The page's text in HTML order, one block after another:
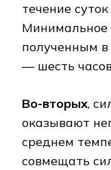
течение
Минимальное
полученным
— шесть
Во-вторых,
оказывают
среднем
совмещать